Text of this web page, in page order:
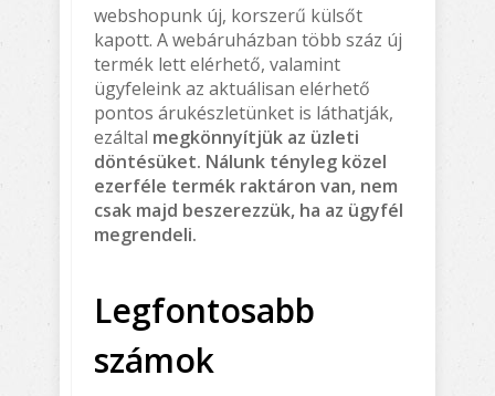
webshopunk új, korszerű külsőt
kapott. A webáruházban több száz új
termék lett elérhető, valamint
ügyfeleink az aktuálisan elérhető
pontos árukészletünket is láthatják,
ezáltal megkönnyítjük az üzleti
döntésüket. Nálunk tényleg közel
ezerféle termék raktáron van, nem
csak majd beszerezzük, ha az ügyfél
megrendeli.
Legfontosabb
számok